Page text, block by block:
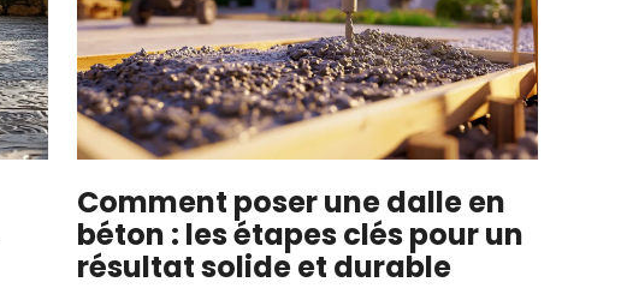
Comment poser une dalle en
béton : les étapes clés pour un
résultat solide et durable